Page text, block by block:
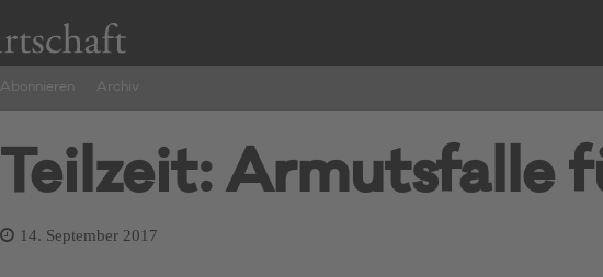
Abonnieren Archiv
Teilzeit: Armutsfalle
14. September 2017